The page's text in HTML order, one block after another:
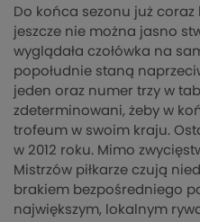
Do końca sezonu już
jeszcze nie można jasno
wyglądała czołówka na
popołudnie staną
jeden oraz numer trzy w
zdeterminowani, żeby w
trofeum w swoim kraju.
w 2012 roku. Mimo
Mistrzów piłkarze czują
brakiem bezpośredniego
największym, lokalnym